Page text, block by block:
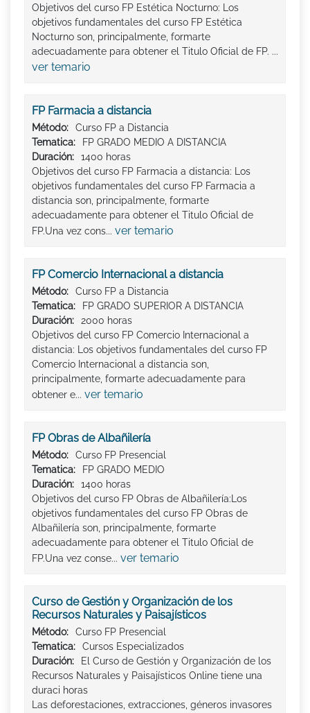
Objetivos del curso FP Estética Nocturno: Los
objetivos fundamentales del curso FP Estética
Nocturno son, principalmente, formarte
adecuadamente para obtener el Titulo Oficial de FP. ...
ver temario
FP Farmacia a distancia
Método:
Curso FP a Distancia
Tematica:
FP GRADO MEDIO A DISTANCIA
Duración:
1400 horas
Objetivos del curso FP Farmacia a distancia: Los
objetivos fundamentales del curso FP Farmacia a
distancia son, principalmente, formarte
adecuadamente para obtener el Titulo Oficial de
FP.Una vez cons... ver temario
FP Comercio Internacional a distancia
Método:
Curso FP a Distancia
Tematica:
FP GRADO SUPERIOR A DISTANCIA
Duración:
2000 horas
Objetivos del curso FP Comercio Internacional a
distancia: Los objetivos fundamentales del curso FP
Comercio Internacional a distancia son,
principalmente, formarte adecuadamente para
obtener e... ver temario
FP Obras de Albañilería
Método:
Curso FP Presencial
Tematica:
FP GRADO MEDIO
Duración:
1400 horas
Objetivos del curso FP Obras de Albañilería:Los
objetivos fundamentales del curso FP Obras de
Albañilería son, principalmente, formarte
adecuadamente para obtener el Titulo Oficial de
FP.Una vez conse... ver temario
Curso de Gestión y Organización de los
Recursos Naturales y Paisajísticos
Método:
Curso FP Presencial
Tematica:
Cursos Especializados
Duración:
El Curso de Gestión y Organización de los
Recursos Naturales y Paisajísticos Online tiene una
duraci horas
Las deforestaciones, extracciones, géneros invasores